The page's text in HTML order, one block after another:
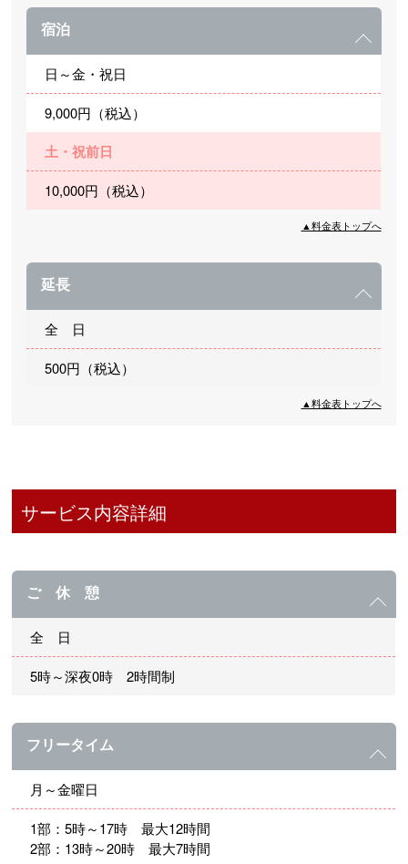
宿泊
日～金・祝日
9,000円（税込）
土・祝前日
10,000円（税込）
▲料金表トップへ
延長
全 日
500円（税込）
▲料金表トップへ
サービス内容詳細
ご 休 憩
全 日
5時～深夜0時 2時間制
フリータイム
月～金曜日
1部：5時～17時 最大12時間
2部：13時～20時 最大7時間